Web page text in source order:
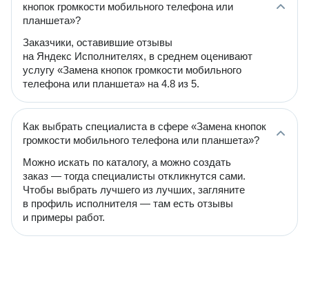
кнопок громкости мобильного телефона или
планшета»?
Заказчики, оставившие отзывы
на Яндекс Исполнителях, в среднем оценивают
услугу «Замена кнопок громкости мобильного
телефона или планшета» на 4.8 из 5.
Как выбрать специалиста в сфере «Замена кнопок
громкости мобильного телефона или планшета»?
Можно искать по каталогу, а можно создать
заказ — тогда специалисты откликнутся сами.
Чтобы выбрать лучшего из лучших, загляните
в профиль исполнителя — там есть отзывы
и примеры работ.